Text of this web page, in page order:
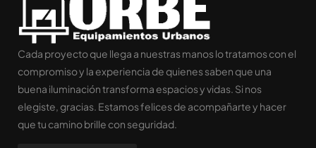
Cada proyecto que llega a nuestras manos lo tratamos con el
compromiso y la experiencia de quienes saben que una
buena iluminación transforma espacios y vidas. Si nos
elegiste, gracias. Estamos felices de acompañarte y hacer
que tu camino brille con seguridad.